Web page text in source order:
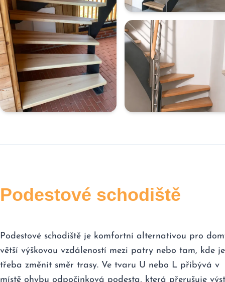
Podestové schodiště
Podestové schodiště je komfortní alternativou pro
větší výškovou vzdáleností mezi patry nebo tam, kde je
třeba změnit směr trasy. Ve tvaru U nebo L přibývá v
místě ohybu odpočinková podesta, která přerušuje